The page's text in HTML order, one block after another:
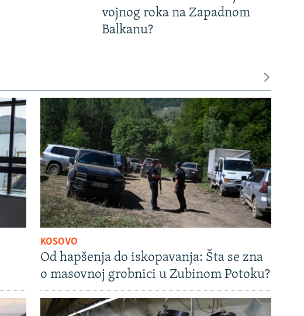
vojnog roka na Zapadnom
Balkanu?
KOSOVO
Od hapšenja do iskopavanja: Šta se zna
o masovnoj grobnici u Zubinom Potoku?